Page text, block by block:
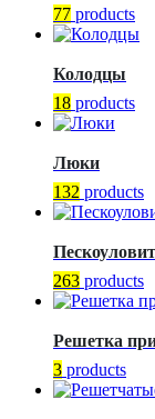
77 products
Колодцы
18 products
Люки
132 products
263 products
Решетка
3 products